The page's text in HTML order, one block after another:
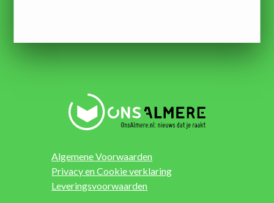
Algemene Voorwaarden
Privacy en Cookie verklaring
Leveringsvoorwaarden